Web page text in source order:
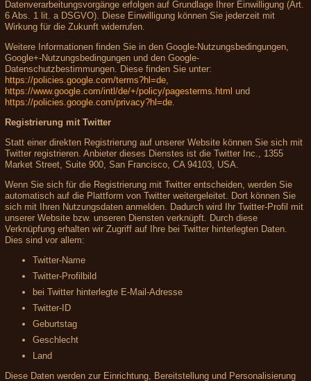
Datenverarbeitungsvorgänge erfolgen auf Grundlage Ihrer Einwilligung (Art.
6 Abs. 1 lit. a DSGVO). Diese Einwilligung können Sie jederzeit mit
Wirkung für die Zukunft widerrufen.
Weitere Informationen finden Sie in den Google-Nutzungsbedingungen,
Google+-Nutzungsbedingungen und den Google-
Datenschutzbestimmungen. Diese finden Sie unter:
https://policies.google.com/terms?hl=de,
https://www.google.com/intl/de/+/policy/pagesterms.html und
https://policies.google.com/privacy?hl=de.
Registrierung mit Twitter
Statt einer direkten Registrierung auf unserer Website können Sie sich mit
Twitter registrieren. Anbieter dieses Dienstes ist die Twitter Inc., 1355
Market Street, Suite 900, San Francisco, CA 94103, USA.
Wenn Sie sich für die Registrierung mit Twitter entscheiden, werden Sie
automatisch auf die Plattform von Twitter weitergeleitet. Dort können Sie
sich mit Ihren Nutzungsdaten anmelden. Dadurch wird Ihr Twitter-Profil mit
unserer Website bzw. unseren Diensten verknüpft. Durch diese
Verknüpfung erhalten wir Zugriff auf Ihre bei Twitter hinterlegten Daten.
Dies sind vor allem:
Twitter-Name
Twitter-Profilbild
bei Twitter hinterlegte E-Mail-Adresse
Twitter-ID
Geburtstag
Geschlecht
Land
Diese Daten werden zur Einrichtung, Bereitstellung und Personalisierung